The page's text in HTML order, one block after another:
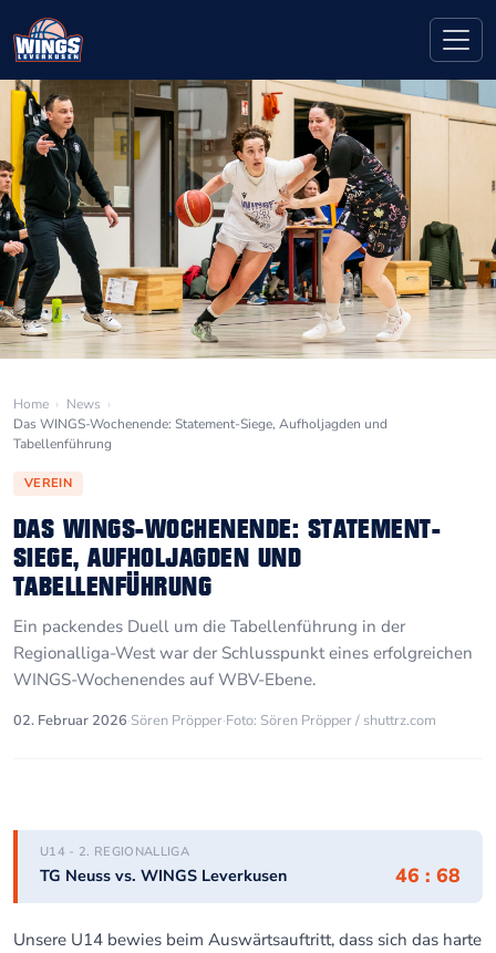
Home › News ›
Das WINGS-Wochenende: Statement-Siege, Aufholjagden und
Tabellenführung
VEREIN
DAS WINGS-WOCHENENDE: STATEMENT-
SIEGE, AUFHOLJAGDEN UND
TABELLENFÜHRUNG
Ein packendes Duell um die Tabellenführung in der
Regionalliga-West war der Schlusspunkt eines erfolgreichen
WINGS-Wochenendes auf WBV-Ebene.
02. Februar 2026·Sören Pröpper·Foto: Sören Pröpper / shuttrz.com
U14 - 2. REGIONALLIGA
TG Neuss vs. WINGS Leverkusen 46 : 68
Unsere U14 bewies beim Auswärtsauftritt, dass sich das harte